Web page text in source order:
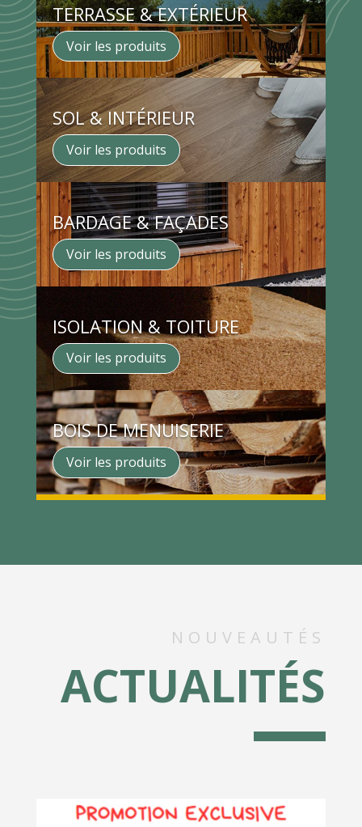
TERRASSE & EXTÉRIEUR
Voir les produits
SOL & INTÉRIEUR
Voir les produits
BARDAGE & FAÇADES
Voir les produits
ISOLATION & TOITURE
Voir les produits
BOIS DE MENUISERIE
Voir les produits
NOUVEAUTÉS
ACTUALITÉS